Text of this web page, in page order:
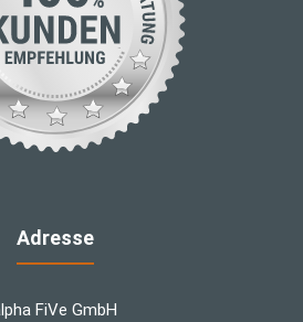
Adresse
FiVe GmbH